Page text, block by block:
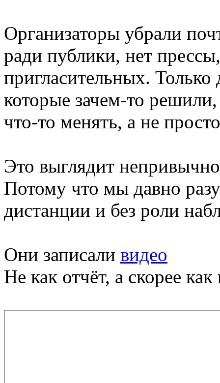
Организаторы убрали
ради публики, нет
пригласительных. Только
которые зачем-то
что-то менять, а не
Это выглядит
Потому что мы давно
дистанции и без роли
Они записали видео
Не как отчёт, а скорее